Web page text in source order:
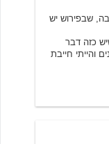
שבפירוש יש
כזה דבר
והייתי חייבת